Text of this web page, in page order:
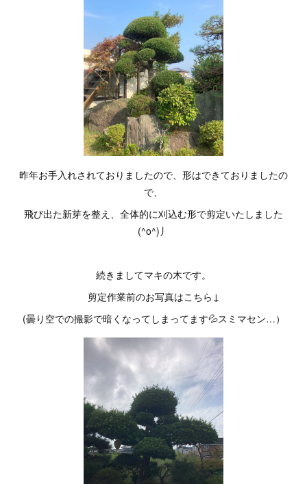
昨年お手入れされておりましたので、形はできておりましたの
で、
飛び出た新芽を整え、全体的に刈込む形で剪定いたしました
(^o^)丿
続きましてマキの木です。
剪定作業前のお写真はこちら↓
(曇り空での撮影で暗くなってしまってます💦スミマセン…）